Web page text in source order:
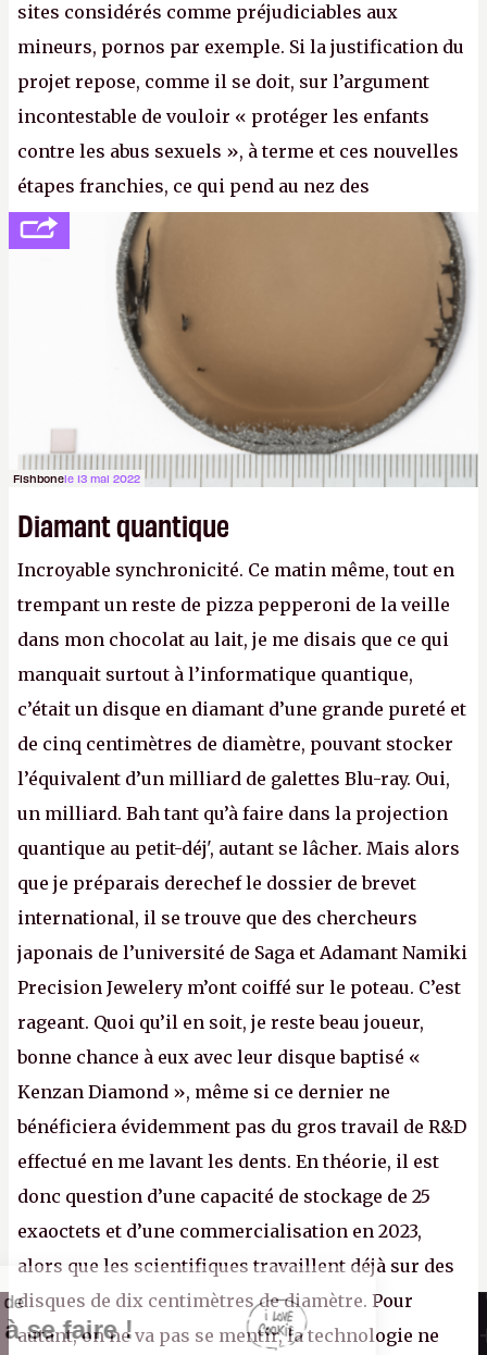
sites considérés comme préjudiciables aux
mineurs, pornos par exemple. Si la justification du
projet repose, comme il se doit, sur l’argument
incontestable de vouloir « protéger les enfants
contre les abus sexuels », à terme et ces nouvelles
étapes franchies, ce qui pend au nez des
internautes est à n'en point douter la mise en place
de l’identification obligatoire pour se connecter au
http://cpc.cx/AH432N1
- Crédit photo : Pexels -
Fishbonele 13 mai 2022
Diamant quantique
Incroyable synchronicité. Ce matin même, tout en
trempant un reste de pizza pepperoni de la veille
dans mon chocolat au lait, je me disais que ce qui
manquait surtout à l’informatique quantique,
c’était un disque en diamant d’une grande pureté et
de cinq centimètres de diamètre, pouvant stocker
l’équivalent d’un milliard de galettes Blu-ray. Oui,
un milliard. Bah tant qu’à faire dans la projection
quantique au petit-déj', autant se lâcher. Mais alors
que je préparais derechef le dossier de brevet
international, il se trouve que des chercheurs
japonais de l’université de Saga et Adamant Namiki
Precision Jewelery m’ont coiffé sur le poteau. C’est
rageant. Quoi qu’il en soit, je reste beau joueur,
bonne chance à eux avec leur disque baptisé «
Kenzan Diamond », même si ce dernier ne
bénéficiera évidemment pas du gros travail de R&D
effectué en me lavant les dents. En théorie, il est
donc question d’une capacité de stockage de 25
exaoctets et d’une commercialisation en 2023,
alors que les scientifiques travaillent déjà sur des
disques de dix centimètres de diamètre. Pour
autant, on ne va pas se mentir, la technologie ne
Kiosque numérique
Il n'y a pas de
Cookie à se faire !